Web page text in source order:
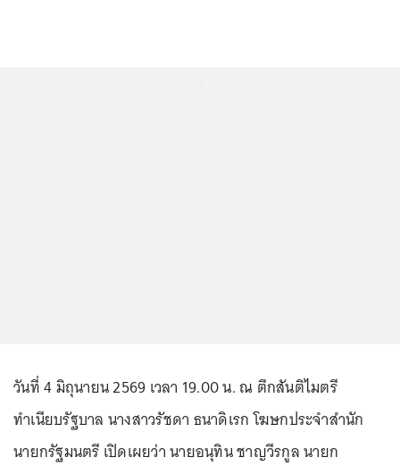
วันที่ 4 มิถุนายน 2569 เวลา 19.00 น. ณ ตึกสันติไมตรี
ทำเนียบรัฐบาล นางสาวรัชดา ธนาดิเรก โฆษกประจำสำนัก
นายกรัฐมนตรี เปิดเผยว่า นายอนุทิน ชาญวีรกูล นายก